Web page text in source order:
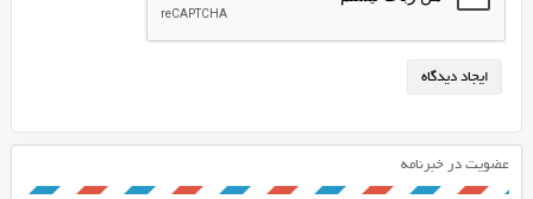
عضویت در خبرنامه